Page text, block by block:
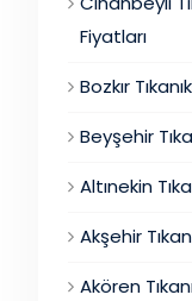
Fiyatları
Bozkır
Beyşehir
Altınekin
Akşehir
Akören